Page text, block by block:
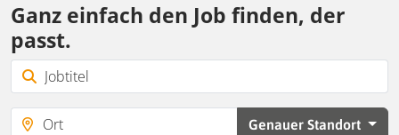
Ganz einfach den Job finden, der
passt.
Genauer Standort